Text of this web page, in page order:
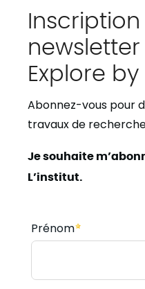
Explore by
Abonnez-vous pour
travaux de
Je souhaite
L’institut.